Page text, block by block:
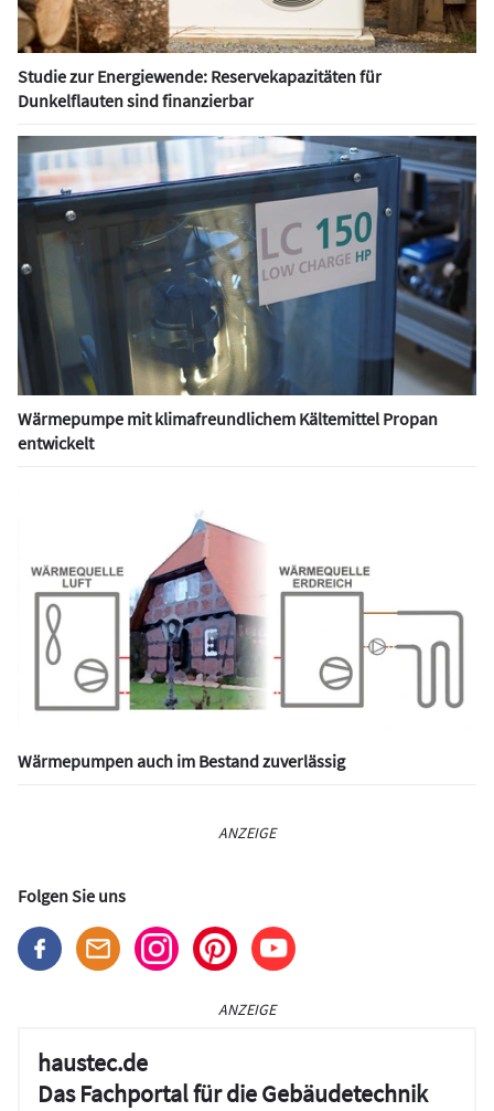
Studie zur Energiewende: Reservekapazitäten für
Dunkelflauten sind finanzierbar
Wärmepumpe mit klimafreundlichem Kältemittel Propan
entwickelt
Wärmepumpen auch im Bestand zuverlässig
ANZEIGE
Folgen Sie uns
ANZEIGE
haustec.de
Das Fachportal für die Gebäudetechnik